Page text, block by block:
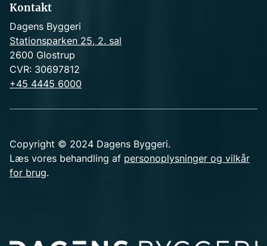
Kontakt
Dagens Byggeri
Stationsparken 25, 2. sal
2600 Glostrup
CVR: 30697812
+45 4445 6000
Copyright © 2024 Dagens Byggeri.
Læs vores behandling af personoplysninger og vilkår
for brug.